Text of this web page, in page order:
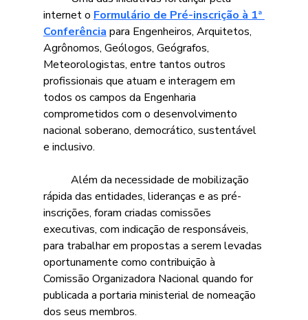
internet o Formulário de Pré-inscrição à 1ª
Conferência para Engenheiros, Arquitetos,
Agrônomos, Geólogos, Geógrafos,
Meteorologistas, entre tantos outros
profissionais que atuam e interagem em
todos os campos da Engenharia
comprometidos com o desenvolvimento
nacional soberano, democrático, sustentável
e inclusivo.
rápida das entidades, lideranças e as pré-
inscrições, foram criadas comissões
executivas, com indicação de responsáveis,
para trabalhar em propostas a serem levadas
oportunamente como contribuição à
Comissão Organizadora Nacional quando for
publicada a portaria ministerial de nomeação
dos seus membros.